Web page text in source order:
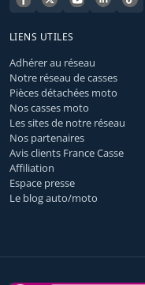
LIENS UTILES
Adhérer au réseau
Notre réseau de casses
Pièces détachées moto
Nos casses moto
Les sites de notre réseau
Nos partenaires
Avis clients France Casse
Affiliation
Espace presse
Le blog auto/moto